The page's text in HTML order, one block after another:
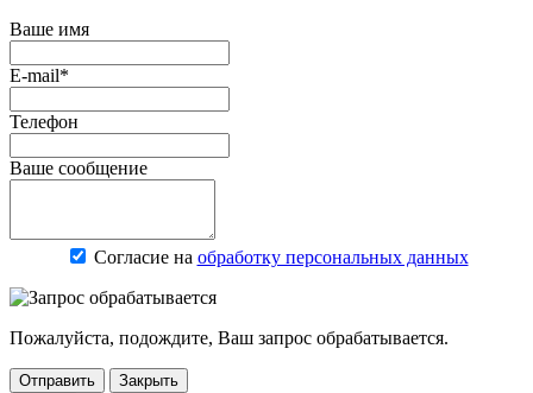
Ваше имя
E-mail*
Телефон
Ваше сообщение
Согласие на обработку персональных данных
Пожалуйста, подождите, Ваш запрос обрабатывается.
Отправить
Закрыть